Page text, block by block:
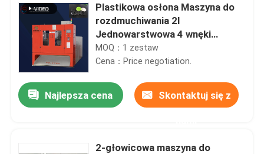
Plastikowa osłona Maszyna do
rozdmuchiwania 2l
Jednowarstwowa 4 wnęki
Automatyczna butelka PET
MOQ：1 zestaw
Cena：Price negotiation.
Najlepsza cena Skontaktuj się z
2-głowicowa maszyna do